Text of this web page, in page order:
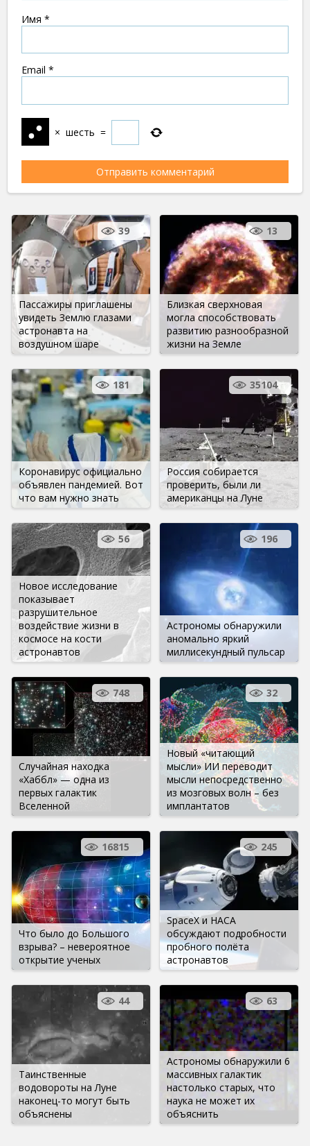
Имя *
Email *
× шесть =
Пассажиры приглашены
увидеть Землю глазами
астронавта на
воздушном шаре
39
Близкая сверхновая
могла способствовать
развитию разнообразной
жизни на Земле
13
Коронавирус официально
объявлен пандемией. Вот
что вам нужно знать
181
Россия собирается
проверить, были ли
американцы на Луне
35104
Новое исследование
показывает
разрушительное
воздействие жизни в
космосе на кости
астронавтов
56
Астрономы обнаружили
аномально яркий
миллисекундный пульсар
196
Случайная находка
«Хаббл» — одна из
первых галактик
Вселенной
748
Новый «читающий
мысли» ИИ переводит
мысли непосредственно
из мозговых волн – без
имплантатов
32
Что было до Большого
взрыва? – невероятное
открытие ученых
16815
SpaceX и НАСА
обсуждают подробности
пробного полёта
астронавтов
245
Таинственные
водовороты на Луне
наконец-то могут быть
объяснены
44
Астрономы обнаружили 6
массивных галактик
настолько старых, что
наука не может их
объяснить
63